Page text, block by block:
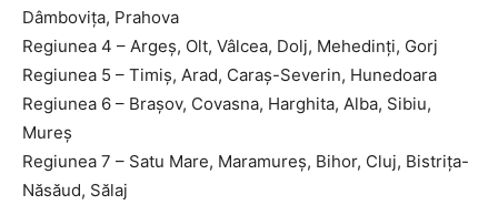
Dâmbovița, Prahova
Regiunea 4 – Argeș, Olt, Vâlcea, Dolj, Mehedinți, Gorj
Regiunea 5 – Timiș, Arad, Caraș-Severin, Hunedoara
Regiunea 6 – Brașov, Covasna, Harghita, Alba, Sibiu,
Mureș
Regiunea 7 – Satu Mare, Maramureș, Bihor, Cluj, Bistrița-
Năsăud, Sălaj